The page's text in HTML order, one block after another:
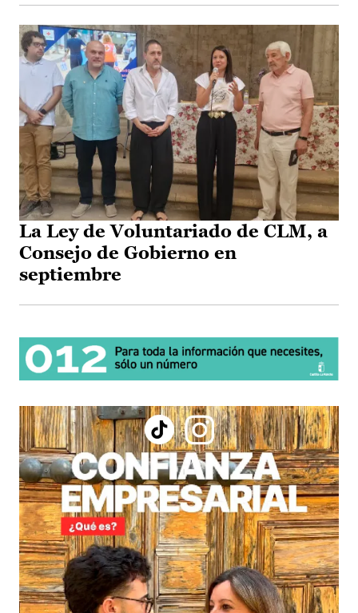
La Ley de Voluntariado de CLM, a
Consejo de Gobierno en
septiembre